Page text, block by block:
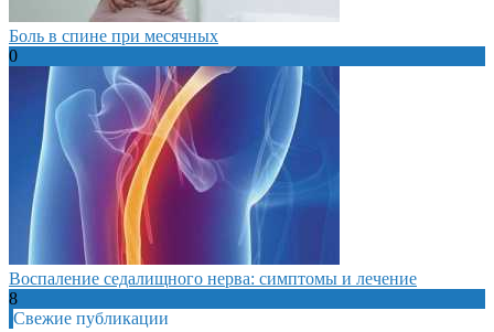
Боль в спине при месячных
0
Воспаление седалищного нерва: симптомы и лечение
8
Свежие публикации